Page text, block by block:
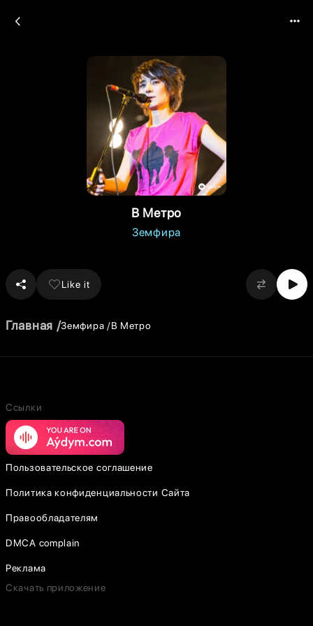
В Метро
Земфира
Like it
Главная Земфира В Метро
Ссылки
Пользовательское соглашение
Политика конфиденциальности Сайта
Правообладателям
DMCA complain
Реклама
Скачать приложение